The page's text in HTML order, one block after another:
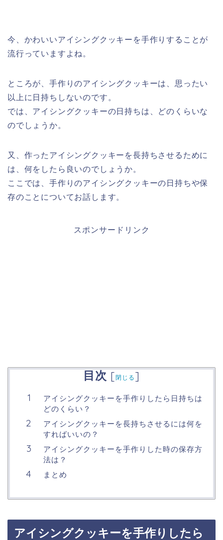
今、かわいいアイシングクッキーを手作りすることが
流行っていますよね。
ところが、手作りのアイシングクッキーは、思ったい
以上に日持ちしないのです。
では、アイシングクッキーの日持ちは、どのくらいな
のでしょうか。
又、作ったアイシングクッキーを長持ちさせるために
は、何をしたら良いのでしょうか。
ここでは、手作りのアイシングクッキーの日持ちや保
存のことについてお話します。
スポンサードリンク
目次 [閉じる ]
アイシングクッキーを手作りしたら日持ちは
どのくらい？
アイシングクッキーを長持ちさせるには何を
すればいいの？
アイシングクッキーを手作りした時の保存方
法は？
まとめ
アイシングクッキーを手作りしたら